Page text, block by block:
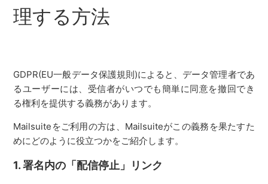
理する方法
GDPR(EU一般データ保護規則)によると、データ管理者であ
るユーザーには、受信者がいつでも簡単に同意を撤回でき
る権利を提供する義務があります。
Mailsuiteをご利用の方は、Mailsuiteがこの義務を果たすた
めにどのように役立つかをご紹介します。
1. 署名内の「配信停止」リンク